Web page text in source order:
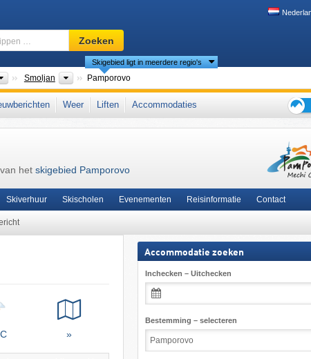
Skigebied,
regio,
begrippen
…
Zoeken
LandenSmoljan Oblasten
Skigebied ligt in meerdere regio's
Pamporovo
Europa (Balkan), Oost-Europa Europese Unie
Weer Liften
Accommodaties
de
het skigebied Pamporovo
Skiverhuur Skischolen Evenementen Reisinformatie Contact
»
Accommodatie zoeken
Inchecken – Uitchecken
Bestemming – selecteren